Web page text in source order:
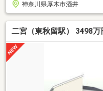
神奈川県厚木市酒井
二宮（東秋留駅） 3498万